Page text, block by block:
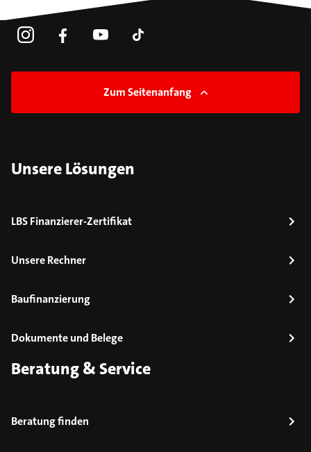
Zum Seitenanfang
Unsere Lösungen
LBS Finanzierer-Zertifikat
Unsere Rechner
Baufinanzierung
Dokumente und Belege
Beratung & Service
Beratung finden